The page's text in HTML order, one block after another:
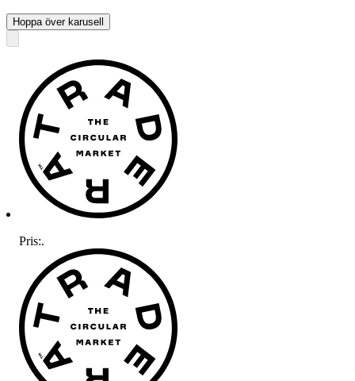
Hoppa över karusell
Pris:.